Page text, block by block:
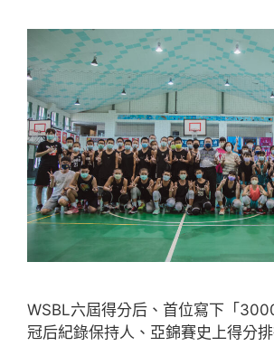
WSBL六屆得分后、首位寫下「
冠后紀錄保持人、亞錦賽史上得分排